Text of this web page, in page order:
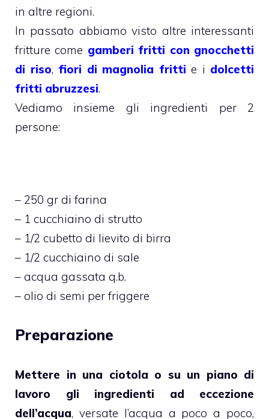
in altre regioni.
In passato abbiamo visto altre interessanti
fritture come gamberi fritti con gnocchetti
di riso, fiori di magnolia fritti e i dolcetti
fritti abruzzesi.
Vediamo insieme gli ingredienti per 2
persone:
– 250 gr di farina
– 1 cucchiaino di strutto
– 1/2 cubetto di lievito di birra
– 1/2 cucchiaino di sale
– acqua gassata q.b.
– olio di semi per friggere
Preparazione
Mettere in una ciotola o su un piano di
lavoro gli ingredienti ad eccezione
dell’acqua, versate l’acqua a poco a poco,